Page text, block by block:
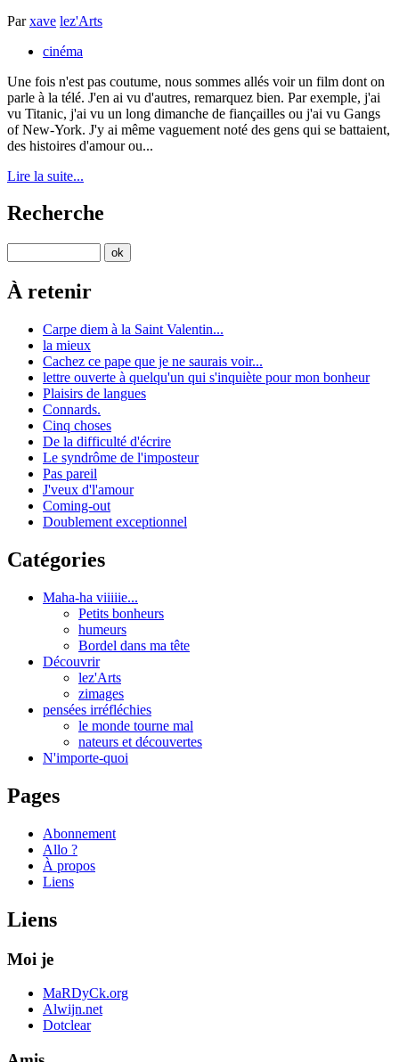
Parxave lez'Arts
cinéma
Une fois n'est pas coutume, nous sommes allés voir un film dont on
parle à la télé. J'en ai vu d'autres, remarquez bien. Par exemple, j'ai
vu Titanic, j'ai vu un long dimanche de fiançailles ou j'ai vu Gangs
of New-York. J'y ai même vaguement noté des gens qui se battaient,
des histoires d'amour ou...
Lire la suite...
Recherche
À retenir
Carpe diem à la Saint Valentin...
la mieux
Cachez ce pape que je ne saurais voir...
lettre ouverte à quelqu'un qui s'inquiète pour mon bonheur
Plaisirs de langues
Connards.
Cinq choses
De la difficulté d'écrire
Le syndrôme de l'imposteur
Pas pareil
J'veux d'l'amour
Coming-out
Doublement exceptionnel
Catégories
Maha-ha viiiiie...
Petits bonheurs
humeurs
Bordel dans ma tête
Découvrir
lez'Arts
zimages
pensées irréfléchies
le monde tourne mal
nateurs et découvertes
N'importe-quoi
Pages
Abonnement
Allo ?
À propos
Liens
Liens
Moi je
MaRDyCk.org
Alwijn.net
Dotclear